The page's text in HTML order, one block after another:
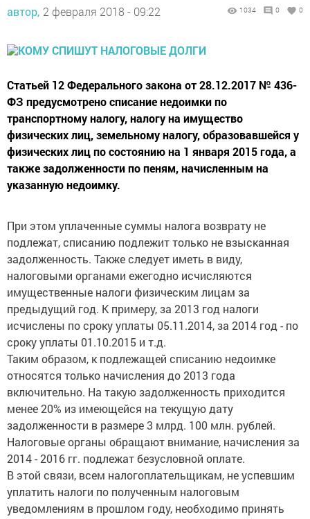
автор, 2 февраля 2018 - 09:22 1034 0 0
Статьей 12 Федерального закона от 28.12.2017 № 436-
ФЗ предусмотрено списание недоимки по
транспортному налогу, налогу на имущество
физических лиц, земельному налогу, образовавшейся у
физических лиц по состоянию на 1 января 2015 года, а
также задолженности по пеням, начисленным на
указанную недоимку.
При этом уплаченные суммы налога возврату не
подлежат, списанию подлежит только не взысканная
задолженность. Также следует иметь в виду,
налоговыми органами ежегодно исчисляются
имущественные налоги физическим лицам за
предыдущий год. К примеру, за 2013 год налоги
исчислены по сроку уплаты 05.11.2014, за 2014 год - по
сроку уплаты 01.10.2015 и т.д.
Таким образом, к подлежащей списанию недоимке
относятся только начисления до 2013 года
включительно. На такую задолженность приходится
менее 20% из имеющейся на текущую дату
задолженности в размере 3 млрд. 100 млн. рублей.
Налоговые органы обращают внимание, начисления за
2014 - 2016 гг. подлежат безусловной оплате.
В этой связи, всем налогоплательщикам, не успевшим
уплатить налоги по полученным налоговым
уведомлениям в прошлом году, необходимо принять